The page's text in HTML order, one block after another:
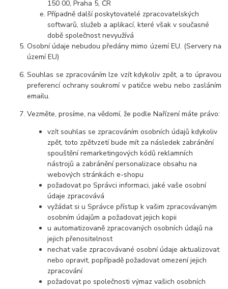
150 00, Praha 5, ČR
Případně další poskytovatelé zpracovatelských
softwarů, služeb a aplikací, které však v současné
době společnost nevyužívá
Osobní údaje nebudou předány mimo území EU. (Servery na
území EU)
Souhlas se zpracováním lze vzít kdykoliv zpět, a to úpravou
preferencí ochrany soukromí v patičce webu nebo zasláním
emailu.
Vezměte, prosíme, na vědomí, že podle Nařízení máte právo:
vzít souhlas se zpracováním osobních údajů kdykoliv
zpět, toto zpětvzetí bude mít za následek zabránění
spouštění remarketingových kódů reklamních
nástrojů a zabránění personalizace obsahu na
webových stránkách e-shopu
požadovat po Správci informaci, jaké vaše osobní
údaje zpracovává
vyžádat si u Správce přístup k vašim zpracovávaným
osobním údajům a požadovat jejich kopii
u automatizovaně zpracovaných osobních údajů na
jejich přenositelnost
nechat vaše zpracovávané osobní údaje aktualizovat
nebo opravit, popřípadě požadovat omezení jejich
zpracování
požadovat po společnosti výmaz vašich osobních